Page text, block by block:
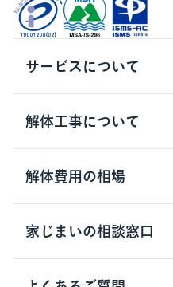
サービスについて
サービスの流れ
サービスのメリット
クラッソーネの自治体連携
解体工事について
解体工事の基礎知識
解体工事に関わる法律
用語集
解体費用の相場
木造住宅の相場
鉄骨造住宅の相場
家じまいの相談窓口
家じまいの相談窓口